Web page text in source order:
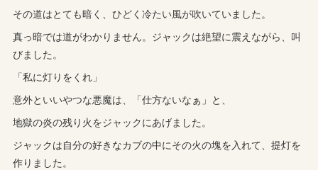
その道はとても暗く、ひどく冷たい風が吹いていました。
真っ暗では道がわかりません。ジャックは絶望に震えながら、叫
びました。
「私に灯りをくれ」
意外といいやつな悪魔は、「仕方ないなぁ」と、
地獄の炎の残り火をジャックにあげました。
ジャックは自分の好きなカブの中にその火の塊を入れて、提灯を
作りました。